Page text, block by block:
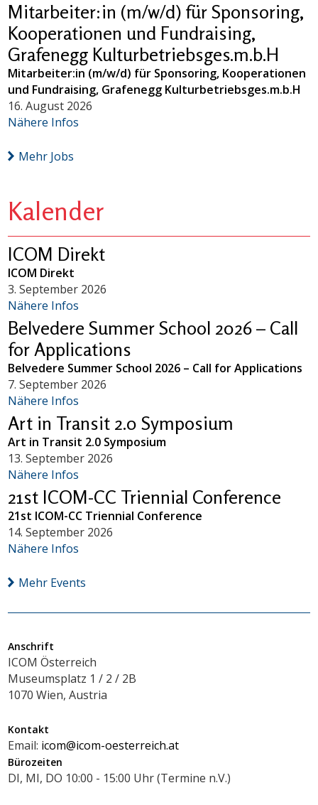
Mitarbeiter:in (m/w/d) für Sponsoring,
Kooperationen und Fundraising,
Grafenegg Kulturbetriebsges.m.b.H
Mitarbeiter:in (m/w/d) für Sponsoring, Kooperationen
und Fundraising, Grafenegg Kulturbetriebsges.m.b.H
16. August 2026
Nähere Infos
Mehr Jobs
Kalender
ICOM Direkt
ICOM Direkt
3. September 2026
Nähere Infos
Belvedere Summer School 2026 – Call
for Applications
Belvedere Summer School 2026 – Call for Applications
7. September 2026
Nähere Infos
Art in Transit 2.0 Symposium
Art in Transit 2.0 Symposium
13. September 2026
Nähere Infos
21st ICOM-CC Triennial Conference
21st ICOM-CC Triennial Conference
14. September 2026
Nähere Infos
Mehr Events
Anschrift
ICOM Österreich
Museumsplatz 1 / 2 / 2B
1070 Wien, Austria
Kontakt
Email: icom@icom-oesterreich.at
Bürozeiten
DI, MI, DO 10:00 - 15:00 Uhr (Termine n.V.)